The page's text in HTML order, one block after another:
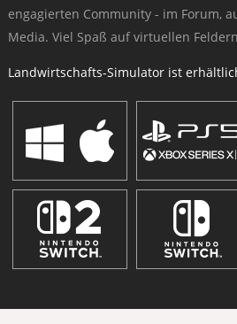
engagierten Community - im Forum,
Media. Viel Spaß auf virtuellen
Landwirtschafts-Simulator ist